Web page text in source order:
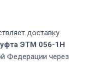
доставку
ЭТМ 056-1Н
Федерации через